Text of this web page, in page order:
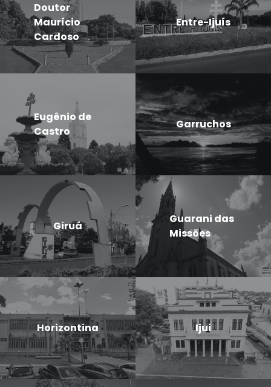
Doutor
Maurício
Cardoso
Entre-Ijuís
Eugênio de
Castro
Garruchos
Giruá
Guarani das
Missões
Horizontina Ijui